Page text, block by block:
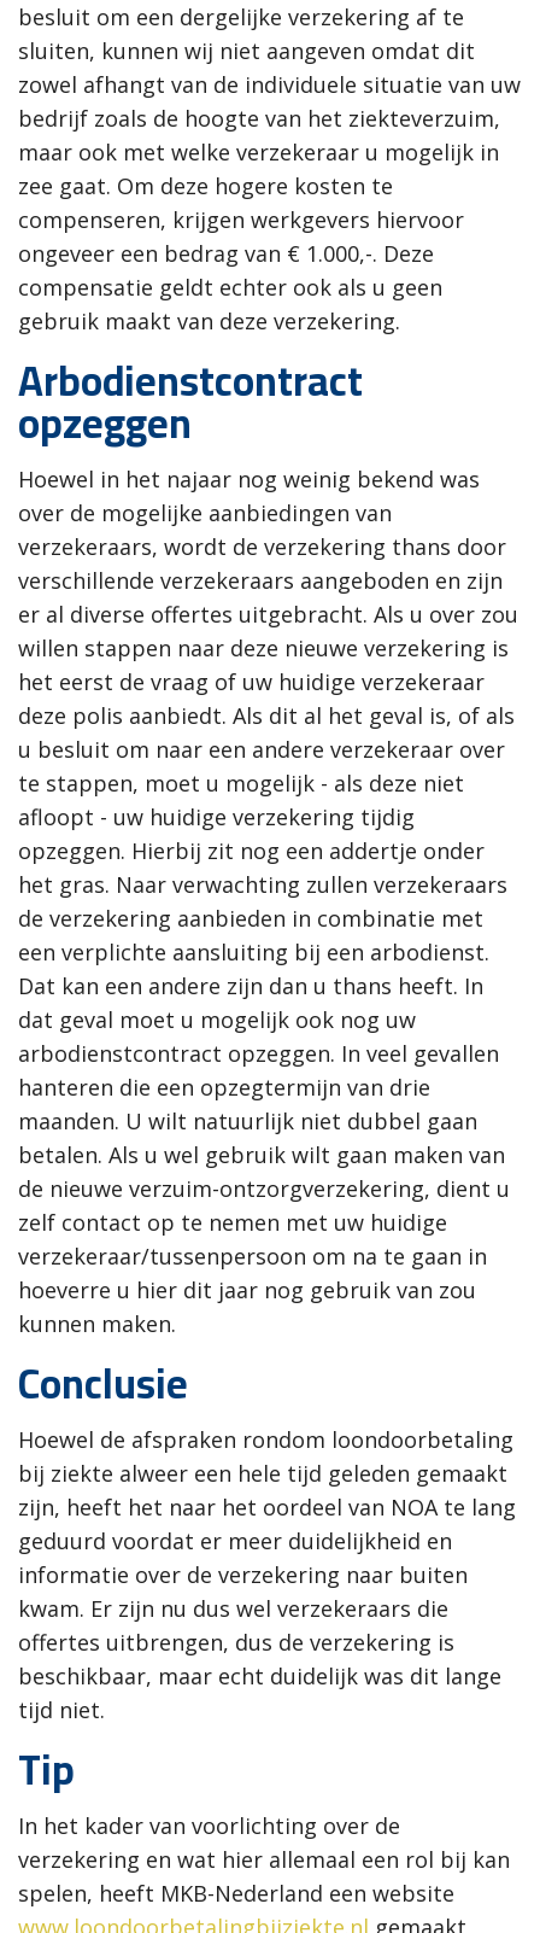
besluit om een dergelijke verzekering af te
sluiten, kunnen wij niet aangeven omdat dit
zowel afhangt van de individuele situatie van uw
bedrijf zoals de hoogte van het ziekteverzuim,
maar ook met welke verzekeraar u mogelijk in
zee gaat. Om deze hogere kosten te
compenseren, krijgen werkgevers hiervoor
ongeveer een bedrag van € 1.000,-. Deze
compensatie geldt echter ook als u geen
gebruik maakt van deze verzekering.
Arbodienstcontract
opzeggen
Hoewel in het najaar nog weinig bekend was
over de mogelijke aanbiedingen van
verzekeraars, wordt de verzekering thans door
verschillende verzekeraars aangeboden en zijn
er al diverse offertes uitgebracht. Als u over zou
willen stappen naar deze nieuwe verzekering is
het eerst de vraag of uw huidige verzekeraar
deze polis aanbiedt. Als dit al het geval is, of als
u besluit om naar een andere verzekeraar over
te stappen, moet u mogelijk - als deze niet
afloopt - uw huidige verzekering tijdig
opzeggen. Hierbij zit nog een addertje onder
het gras. Naar verwachting zullen verzekeraars
de verzekering aanbieden in combinatie met
een verplichte aansluiting bij een arbodienst.
Dat kan een andere zijn dan u thans heeft. In
dat geval moet u mogelijk ook nog uw
arbodienstcontract opzeggen. In veel gevallen
hanteren die een opzegtermijn van drie
maanden. U wilt natuurlijk niet dubbel gaan
betalen. Als u wel gebruik wilt gaan maken van
de nieuwe verzuim-ontzorgverzekering, dient u
zelf contact op te nemen met uw huidige
verzekeraar/tussenpersoon om na te gaan in
hoeverre u hier dit jaar nog gebruik van zou
kunnen maken.
Conclusie
Hoewel de afspraken rondom loondoorbetaling
bij ziekte alweer een hele tijd geleden gemaakt
zijn, heeft het naar het oordeel van NOA te lang
geduurd voordat er meer duidelijkheid en
informatie over de verzekering naar buiten
kwam. Er zijn nu dus wel verzekeraars die
offertes uitbrengen, dus de verzekering is
beschikbaar, maar echt duidelijk was dit lange
tijd niet.
Tip
In het kader van voorlichting over de
verzekering en wat hier allemaal een rol bij kan
spelen, heeft MKB-Nederland een website
www.loondoorbetalingbijziekte.nl gemaakt,